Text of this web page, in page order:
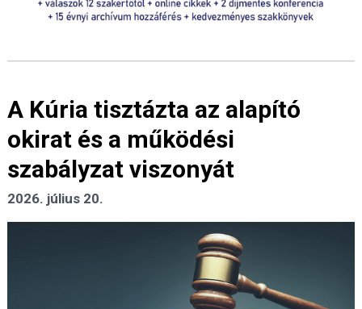
A Kúria tisztázta az alapító
okirat és a működési
szabályzat viszonyát
2026. július 20.